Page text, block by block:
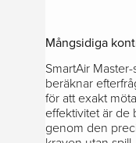
Mångsidiga
SmartAir
beräknar
för att exakt
effektivitet är de
genom den